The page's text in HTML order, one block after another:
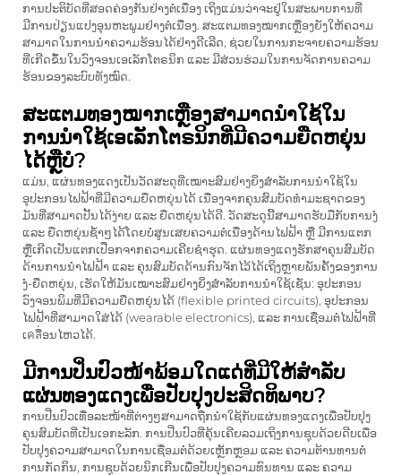
ການປະຕິບັດທີ່ສອດຄ່ອງກັນຢ່າງຕໍ່ເນື່ອງ ເຖິງແມ່ນວ່າຈະຢູ່ໃນສະພາບການທີ່
ມີການປ່ຽນແປງອຸນຫະພູມຢ່າງຕໍ່ເນື່ອງ. ສະແຕມທອງໝາກເຫຼືອງຍັງໃຫ້ຄວາມ
ສາມາດໃນການນຳຄວາມຮ້ອນໄດ້ຢ່າງດີເລີດ, ຊ່ວຍໃນການກະຈາຍຄວາມຮ້ອນ
ທີ່ເກີດຂຶ້ນໃນວົງຈອນເອເລັກໂຕຣນິກ ແລະ ມີສ່ວນຮ່ວມໃນການຈັດການຄວາມ
ຮ້ອນຂອງລະບົບທັງໝົດ.
ສະແຕມທອງໝາກເຫຼືອງສາມາດນຳໃຊ້ໃນ
ການນຳໃຊ້ເອເລັກໂຕຣນິກທີ່ມີຄວາມຍືດຫຍຸ່ນ
ໄດ້ຫຼືບໍ?
ແມ່ນ, ແຜ່ນທອງແດງເປັນວັດສະດຸທີ່ເໝາະສົມຢ່າງຍິ່ງສຳລັບການນຳໃຊ້ໃນ
ອຸປະກອນໄຟຟ້າທີ່ມີຄວາມຍືດຫຍຸ່ນໄດ້ ເນື່ອງຈາກຄຸນສົມບັດທຳມະຊາດຂອງ
ມັນທີ່ສາມາດປັ້ນໄດ້ງ່າຍ ແລະ ຍືດຫຍຸ່ນໄດ້ດີ. ວັດສະດຸນີ້ສາມາດຮັບມືກັບການງໍ່
ແລະ ຍືດຫຍຸ່ນຊ້ຳໆໄດ້ໂດຍບໍ່ສູນເສຍຄວາມຕໍ່ເນື່ອງດ້ານໄຟຟ້າ ຫຼື ມີການແຕກ
ຫຼືເກີດເປັນແຕກເປືອກຈາກຄວາມເຄີຍຊຳຮຸດ. ແຜ່ນທອງແດງຮັກສາຄຸນສົມບັດ
ດ້ານການນຳໄຟຟ້າ ແລະ ຄຸນສົມບັດດ້ານກົນຈັກໄວ້ໄດ້ເຖິງຫຼາຍພັນຄັ້ງຂອງການ
ງໍ່-ຍືດຫຍຸ່ນ, ເຮັດໃຫ້ມັນເໝາະສົມຢ່າງຍິ່ງສຳລັບການນຳໃຊ້ເຊັ່ນ: ອຸປະກອນ
ວົງຈອນພິມທີ່ມີຄວາມຍືດຫຍຸ່ນໄດ້ (flexible printed circuits), ອຸປະກອນ
ໄຟຟ້າທີ່ສາມາດໃສ່ໄດ້ (wearable electronics), ແລະ ການເຊື່ອມຕໍ່ໄຟຟ້າທີ່
ເคลື່ອນໄຫວໄດ້.
ມີການປິ່ນປົວໜ້າພ້ອມໃດແດ່ທີ່ມີໃຫ້ສຳລັບ
ແຜ່ນທອງແດງເພື່ອປັບປຸງປະສິດທິພາບ?
ການປີ່ນປົວເທື່ອລະໜ້າທີ່ຕ່າງໆສາມາດຖືກນຳໃຊ້ກັບແຜ່ນທອງແດງເພື່ອປັບປຸງ
ຄຸນສົມບັດທີ່ເປັນເອກະລັກ. ການປີ່ນປົວທີ່ຄຸ້ນເຄີຍລວມເຖິງການຊຸບດ້ວຍດີບເພື່ອ
ປັບປຸງຄວາມສາມາດໃນການເຊື່ອມຕໍ່ດ້ວຍເຫຼັກຫຼອມ ແລະ ຄວາມຕ້ານທານຕໍ່
ການກັດກິນ, ການຊຸບດ້ວຍນິກເກີນເພື່ອປັບປຸງຄວາມທົນທານ ແລະ ຄວາມ